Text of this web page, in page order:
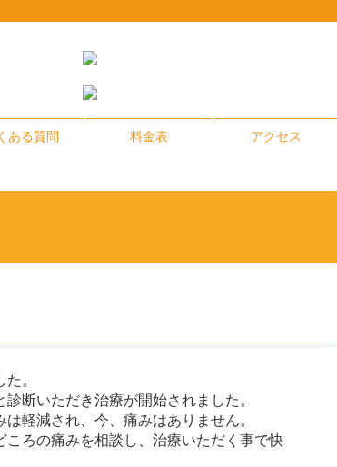
ある質問 料金表 アクセス
。
断いただき治療が開始されました。
軽減され、今、痛みはありません。
ころの痛みを相談し、治療いただく事で快